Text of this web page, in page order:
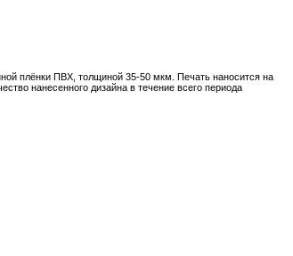
плёнки ПВХ, толщиной 35-50 мкм. Печать наносится на
нанесенного дизайна в течение всего периода